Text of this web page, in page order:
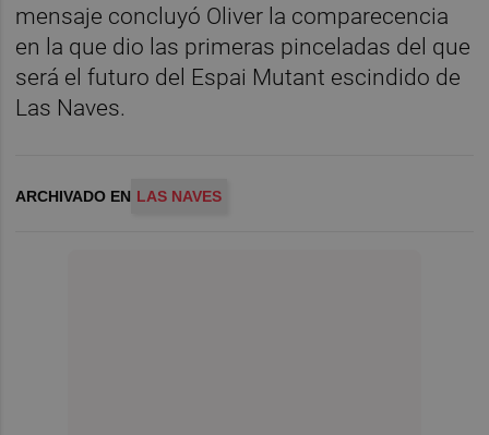
mensaje concluyó Oliver la comparecencia
en la que dio las primeras pinceladas del que
será el futuro del Espai Mutant escindido de
Las Naves.
ARCHIVADO EN LAS NAVES